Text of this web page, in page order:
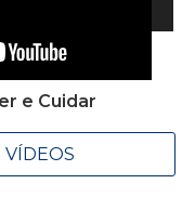
e Cuidar
VÍDEOS